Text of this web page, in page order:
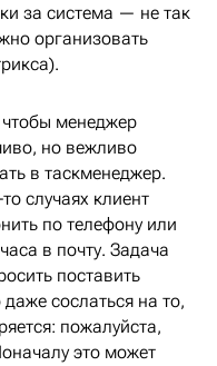
за система — не так
организовать
чтобы менеджер
но вежливо
в таскменеджер.
случаях клиент
по телефону или
в почту. Задача
поставить
сослаться на то,
пожалуйста,
это может